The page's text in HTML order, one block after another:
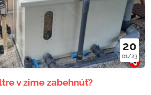
20
01/23
v zime zabehnúť?